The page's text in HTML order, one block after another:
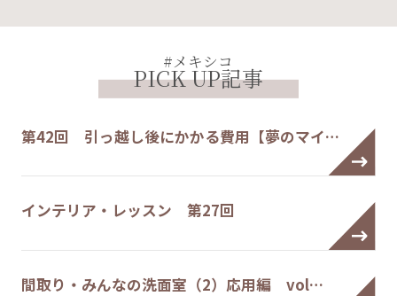
#メキシコ
PICK UP記事
第42回 引っ越し後にかかる費用【夢のマイ…
インテリア・レッスン 第27回
間取り・みんなの洗面室（2）応用編 vol…